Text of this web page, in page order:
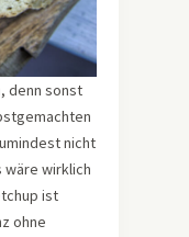
denn sonst
nicht
wäre wirklich
ist
ohne